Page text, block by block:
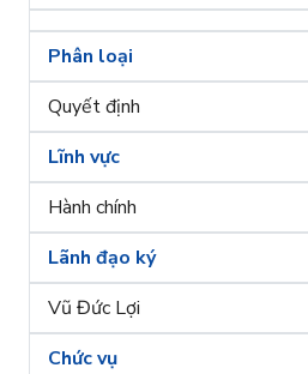
Phân loại
Quyết định
Lĩnh vực
Hành chính
Lãnh đạo ký
Vũ Đức Lợi
Chức vụ